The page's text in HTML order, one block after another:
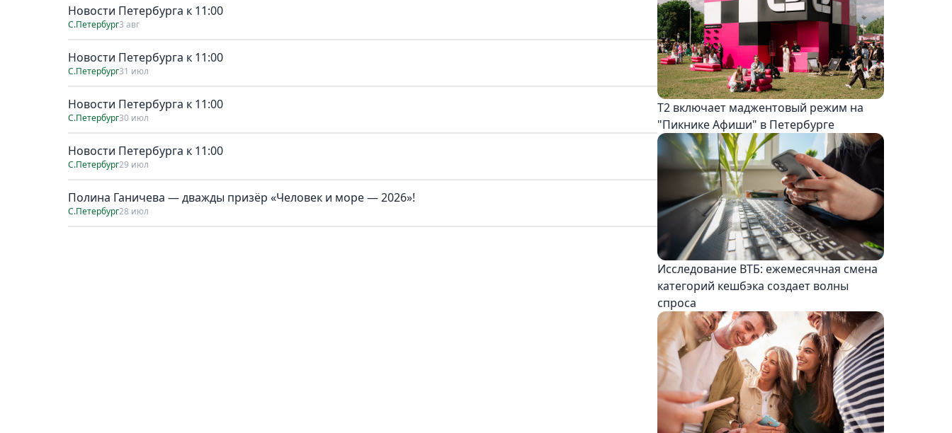
Новости Петербурга к 11:00
С.Петербург3 авг
Новости Петербурга к 11:00
С.Петербург31 июл
Новости Петербурга к 11:00
С.Петербург30 июл
Новости Петербурга к 11:00
С.Петербург29 июл
Полина Ганичева — дважды призёр «Человек и море — 2026»!
С.Петербург28 июл
Т2 включает маджентовый режим на
"Пикнике Афиши" в Петербурге
Исследование ВТБ: ежемесячная смена
категорий кешбэка создает волны
спроса